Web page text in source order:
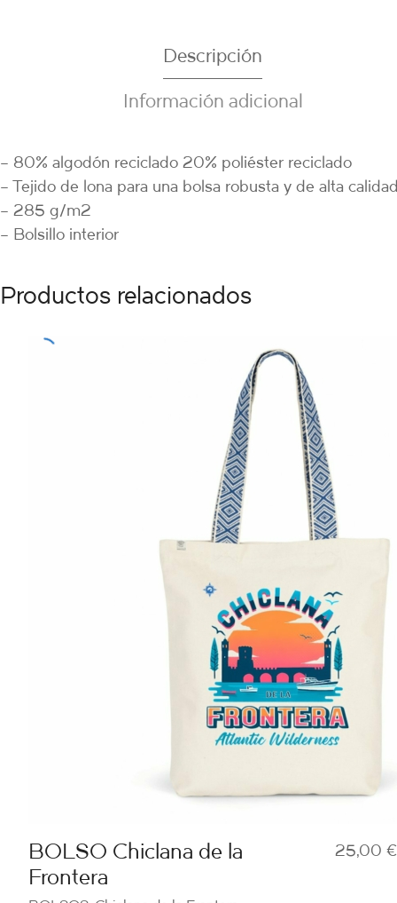
Descripción
Información adicional
– 80% algodón reciclado 20% poliéster reciclado
– Tejido de lona para una bolsa robusta y de alta
– 285 g/m2
– Bolsillo interior
Productos relacionados
BOLSO Chiclana de la
Frontera
25,00 €